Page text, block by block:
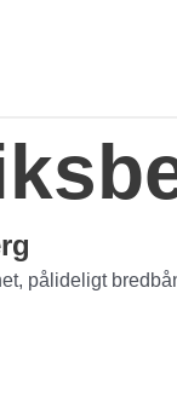
pålideligt